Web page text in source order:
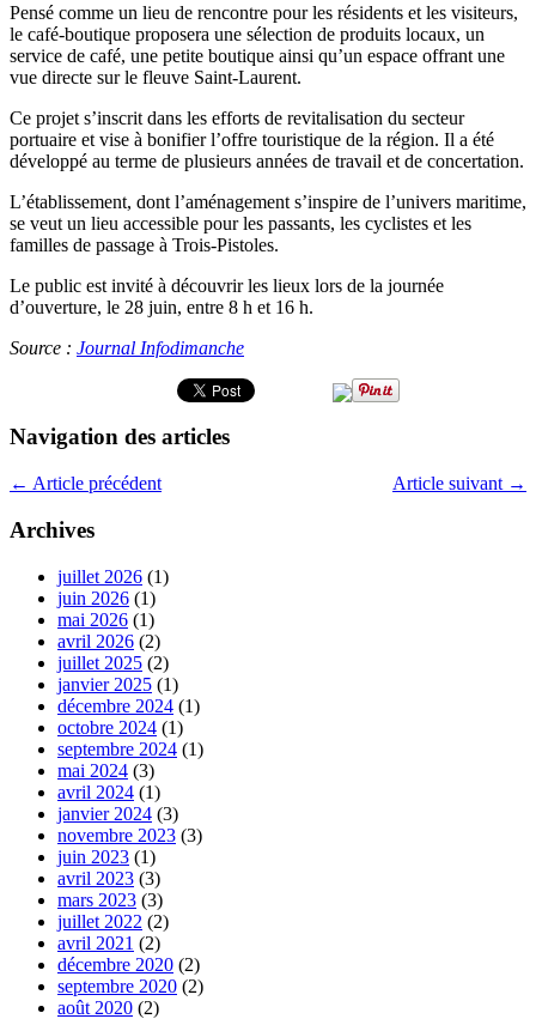
Pensé comme un lieu de rencontre pour les résidents et les visiteurs,
le café-boutique proposera une sélection de produits locaux, un
service de café, une petite boutique ainsi qu’un espace offrant une
vue directe sur le fleuve Saint-Laurent.
Ce projet s’inscrit dans les efforts de revitalisation du secteur
portuaire et vise à bonifier l’offre touristique de la région. Il a été
développé au terme de plusieurs années de travail et de concertation.
L’établissement, dont l’aménagement s’inspire de l’univers maritime,
se veut un lieu accessible pour les passants, les cyclistes et les
familles de passage à Trois-Pistoles.
Le public est invité à découvrir les lieux lors de la journée
d’ouverture, le 28 juin, entre 8 h et 16 h.
Source : Journal Infodimanche
Navigation des articles
← Article précédent Article suivant →
Archives
juillet 2026 (1)
juin 2026 (1)
mai 2026 (1)
avril 2026 (2)
juillet 2025 (2)
janvier 2025 (1)
décembre 2024 (1)
octobre 2024 (1)
septembre 2024 (1)
mai 2024 (3)
avril 2024 (1)
janvier 2024 (3)
novembre 2023 (3)
juin 2023 (1)
avril 2023 (3)
mars 2023 (3)
juillet 2022 (2)
avril 2021 (2)
décembre 2020 (2)
septembre 2020 (2)
août 2020 (2)